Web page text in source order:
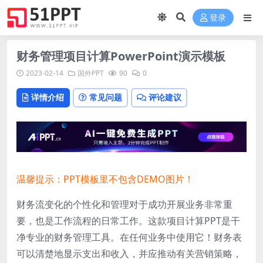
登录
财务管理项目计算PowerPoint演示模板
2023-02-14 国外PPT 90 0
详情介绍 常见问题 评论建议
温馨提示：PPT模板里不包含DEMO图片！
财务流变化的个性化和管理对于成功开展业务非常重
要，也是工作流程的日常工作。这款项目计算PPT是干
净专业的财务管理工具。在任何业务中使用它！财务表
可以清楚地显示支出和收入，并应推动有关营销策略，